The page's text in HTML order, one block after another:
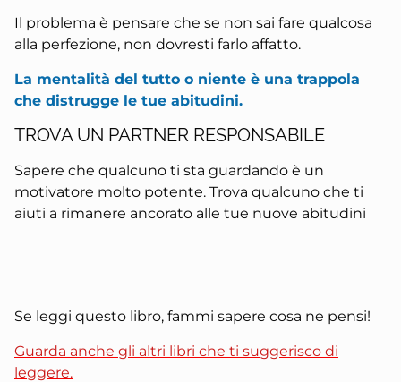
Il problema è pensare che se non sai fare qualcosa
alla perfezione, non dovresti farlo affatto.
La mentalità del tutto o niente è una trappola
che distrugge le tue abitudini.
TROVA UN PARTNER RESPONSABILE
Sapere che qualcuno ti sta guardando è un
motivatore molto potente. Trova qualcuno che ti
aiuti a rimanere ancorato alle tue nuove abitudini
Se leggi questo libro, fammi sapere cosa ne pensi!
Guarda anche gli altri libri che ti suggerisco di
leggere.